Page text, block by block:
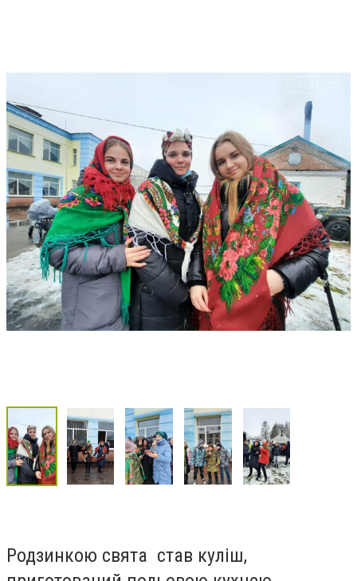
Родзинкою свята став куліш,